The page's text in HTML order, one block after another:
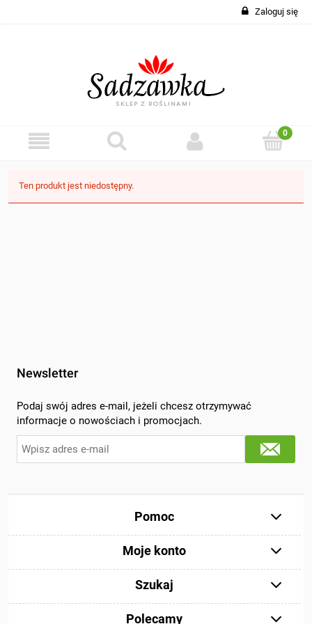
Zaloguj się
Ten produkt jest niedostępny.
Newsletter
Podaj swój adres e-mail, jeżeli chcesz otrzymywać
informacje o nowościach i promocjach.
Pomoc
Moje konto
Szukaj
Polecamy